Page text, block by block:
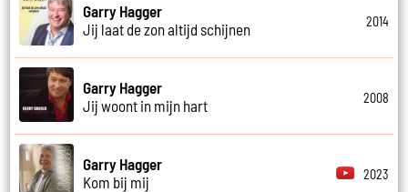
Garry Hagger
Jij laat de zon altijd schijnen
2014
Garry Hagger
Jij woont in mijn hart
2008
Garry Hagger
Kom bij mij
2023